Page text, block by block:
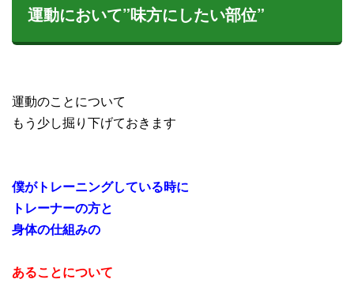
運動において”味方にしたい部位”
運動のことについて
もう少し掘り下げておきます
僕がトレーニングしている時に
トレーナーの方と
身体の仕組みの
あることについて